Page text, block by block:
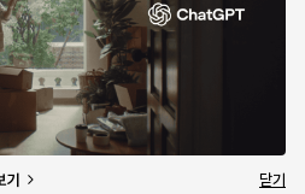
사항 보기
더보기
닫기